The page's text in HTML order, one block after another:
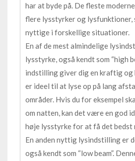
har at byde på. De fleste
flere lysstyrker og lysfunktioner,
nyttige i forskellige situationer.
En af de mest almindelige
lysstyrke, også kendt som “high
indstilling giver dig en kraftig og
er ideel til at lyse op på lang
områder. Hvis du for eksempel
om natten, kan det være en god
høje lysstyrke for at få det bedst
En anden nyttig lysindstilling er
også kendt som “low beam”.